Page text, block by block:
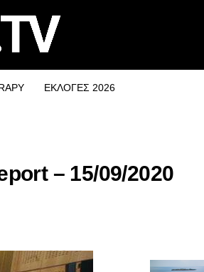
ΕΚΛΟΓΕΣ 2026
– 15/09/2020